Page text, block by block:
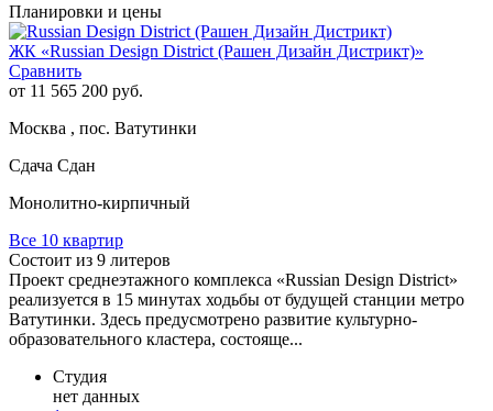
Планировки и цены
ЖК «Russian Design District (Рашен Дизайн Дистрикт)»
Сравнить
от 11 565 200 руб.
Москва , пос. Ватутинки
Сдача Сдан
Монолитно-кирпичный
Все 10 квартир
Состоит из 9 литеров
Проект среднеэтажного комплекса «Russian Design District»
реализуется в 15 минутах ходьбы от будущей станции метро
Ватутинки. Здесь предусмотрено развитие культурно-
образовательного кластера, состояще...
Студия
нет данных